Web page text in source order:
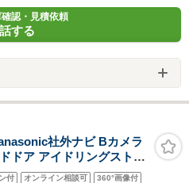
認・見積依頼
する
社外ナビ Bカメラ
ドア アイドリングストッ
付 オンライン相談可 360°画像付